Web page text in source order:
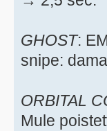
GHOST:
snipe:
ORBITAL
Mule